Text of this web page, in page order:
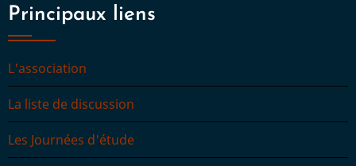
Principaux liens
L'association
La liste de discussion
Les Journées d'étude